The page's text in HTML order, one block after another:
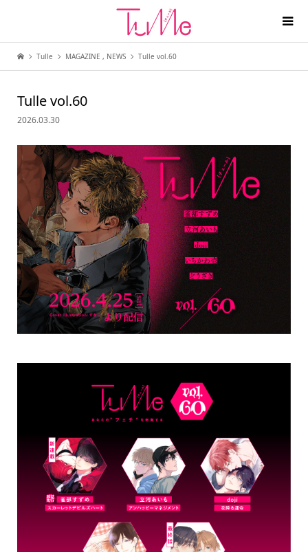
Tulle MAGAZINE , NEWS Tulle vol.60
Tulle vol.60
2026.03.30